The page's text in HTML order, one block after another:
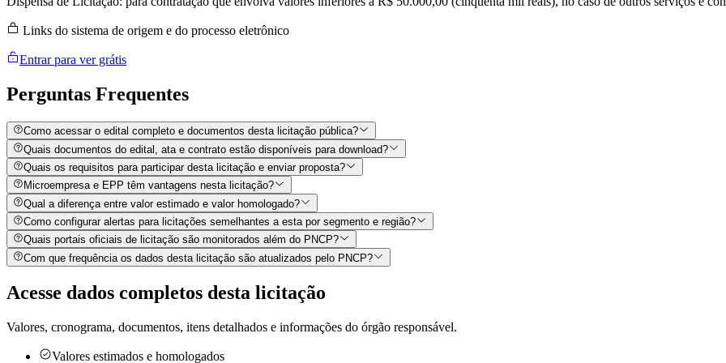
Links do sistema de origem e do processo eletrônico
Entrar para ver grátis
Perguntas Frequentes
Como acessar o edital completo e documentos desta licitação pública?
Quais documentos do edital, ata e contrato estão disponíveis para download?
Quais os requisitos para participar desta licitação e enviar proposta?
Microempresa e EPP têm vantagens nesta licitação?
Qual a diferença entre valor estimado e valor homologado?
Como configurar alertas para licitações semelhantes a esta por segmento e região?
Quais portais oficiais de licitação são monitorados além do PNCP?
Com que frequência os dados desta licitação são atualizados pelo PNCP?
Acesse dados completos desta licitação
Valores, cronograma, documentos, itens detalhados e informações do órgão responsável.
Valores estimados e homologados